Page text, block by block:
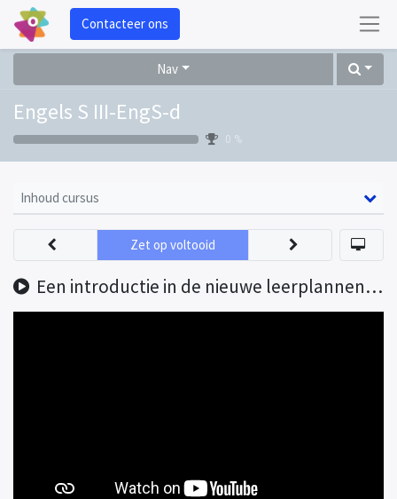
Contacteer ons
Nav
Engels S III-EngS-d
0 %
Inhoud cursus
Een introductie in de nieuwe leerplannen van de derde graad
Zet op voltooid